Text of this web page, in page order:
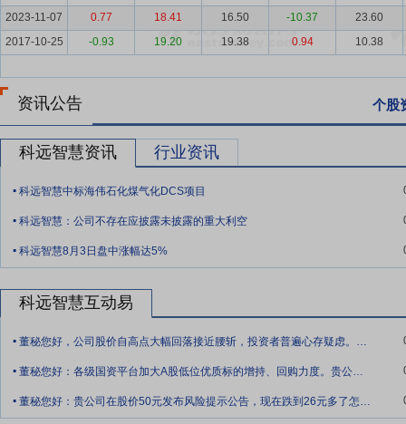
心等平台，公司在分布式工业实时数据库集群、高精度多轴协同运动
年，公司的“重载无人行车装备”及“工业自动化及智能装备编程设计开
年度江苏省人工智能创新产品、应用解决方案及应用场景标杆，反映
国家级制造业单项冠军企业，公司获得了多项质量与信息安全体系认
程实施经验，能够有效承接各类大型技改项目，品牌公信力与客户信
要点9：“自动化+AI+机器人”的业务生态协同
需求与客户痛点的快速响应。内部管理的精细化与模块化设计的推进
要点11：2021年度权益分派实施
0.360000元;持有首发后限售股、股权激励限售股及无限售流通股的
持股期限计算应纳税额【注】;持有首发后限售股、股权激励限售股
地投资者持有基金份额部分实行差别化税率征收)。【注:根据先进先
0.080000元;持股1个月以上至1年(含1年)的,每10股补缴税款
2023-11-07
0.77 18.41 16.50 -10.37
23.60
2017-10-25
-0.93 19.20 19.38 0.94 10.38
资讯公告 个股
科远智慧资讯 行业资讯
. 科远智慧中标海伟石化煤气化DCS项目
. 科远智慧：公司不存在应披露未披露的重大利空
. 科远智慧8月3日盘中涨幅达5%
科远智慧互动易
. 董秘您好，公司股价自高点大幅回落接近腰斩，投资者普遍心存疑虑。请问：1、公司是
. 董秘您好：各级国资平台加大A股低位优质标的增持、回购力度。贵公司资金充足，只需取
. 董秘您好：贵公司在股价50元发布风险提示公告，现在跌到26元多了怎么什么也不发了